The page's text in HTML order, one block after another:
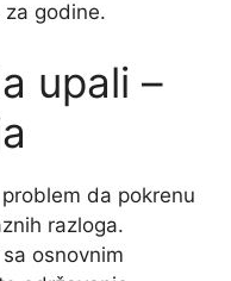
godine.
upali –
da pokrenu
razloga.
osnovnim